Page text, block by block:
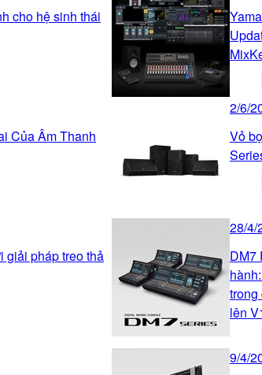
cho hệ sinh thái
Của Âm Thanh
2/6/
Vỏ
giải pháp treo thả
28/4/
DM7
trong
lên
9/4/